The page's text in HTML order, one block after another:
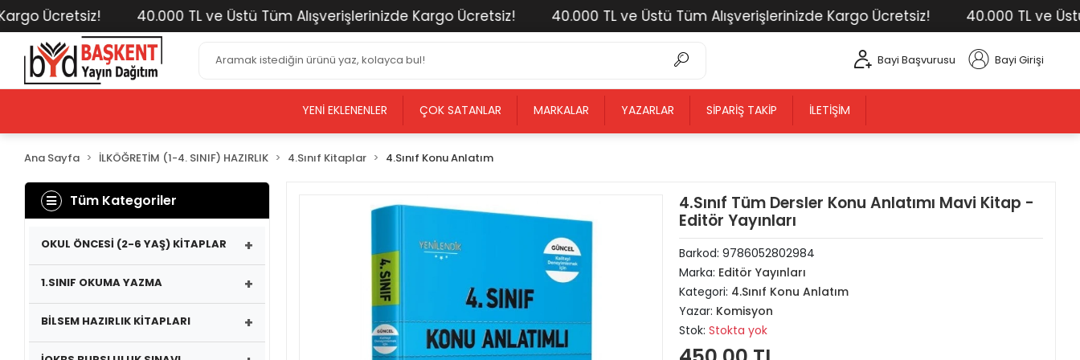
Ücretsiz! 40.000 TL ve Üstü Tüm Alışverişlerinizde Kargo Ücretsiz! 40.000 TL ve Üstü Tüm Alışverişlerinizde Kargo Ücretsiz! 40.000 TL ve Üstü
Bayi Başvurusu Bayi Girişi
YENI EKLENENLER ÇOK SATANLAR MARKALAR YAZARLAR SIPARIŞ TAKIP İLETIŞIM
Ana Sayfa İLKÖĞRETİM (1-4. SINIF) HAZIRLIK 4.Sınıf Kitaplar 4.Sınıf Konu Anlatım
Tüm Kategoriler
OKUL ÖNCESİ (2-6 YAŞ) KİTAPLAR +
1.SINIF OKUMA YAZMA +
BİLSEM HAZIRLIK KİTAPLARI +
4.Sınıf Tüm Dersler Konu Anlatımı Mavi Kitap -
Editör Yayınları
Barkod: 9786052802984
Marka: Editör Yayınları
Kategori: 4.Sınıf Konu Anlatım
Yazar: Komisyon
Stok: Stokta yok